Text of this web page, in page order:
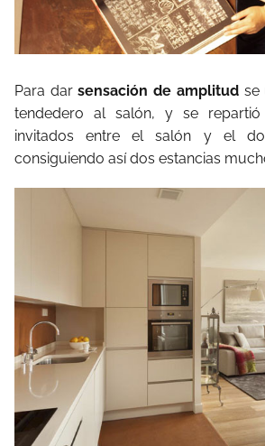
Para darsensación de amplitudse
tendedero al salón, y se
invitados entre el salón y el
consiguiendo así dos estancias